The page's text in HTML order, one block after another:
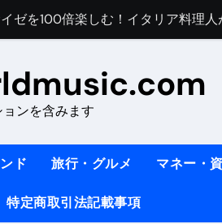
タリアで色気を出しすぎてほんま
シェフに教わった｜ズッキーニのパ
ア旅行最高！いつか移住したい！」
1肉料理【ポルケッタ】スーパー
・ドッグズ （ブルーレイディスク）
ンを含みます
ド 旅行・グルメ マネー・
特定商取引法記載事項